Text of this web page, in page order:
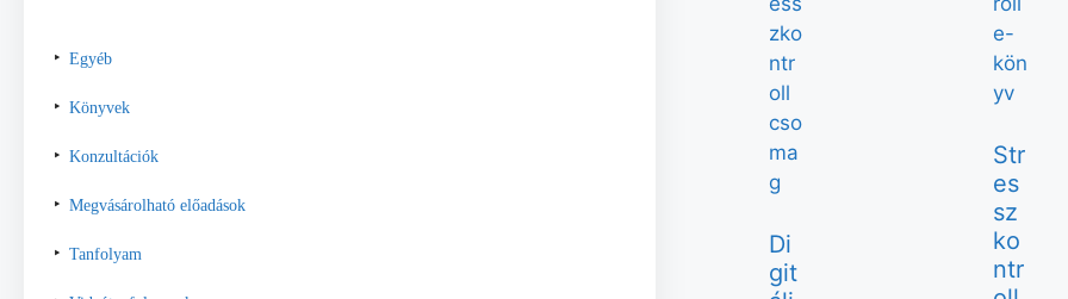
Egyéb
Könyvek
Konzultációk
Megvásárolható előadások
Tanfolyam
Di
git
Str
es
sz
ko
ntr